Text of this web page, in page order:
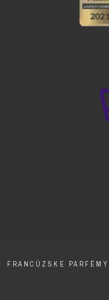
FRANCÚZSKE